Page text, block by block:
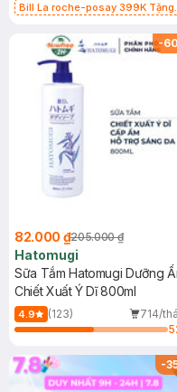
Bill La roche-posay 399K Tặng
(SL có hạn)
-60
82.000 ₫205.000 ₫
Hatomugi
Sữa Tắm Hatomugi Dưỡng
Chiết Xuất Ý Dĩ 800ml
4.9 (123)
714/
-